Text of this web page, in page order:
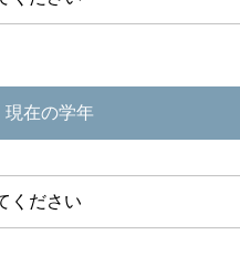
現在の学年